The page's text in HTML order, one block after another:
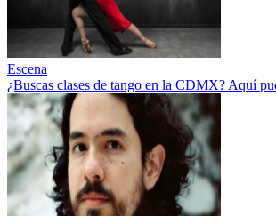
Escena
¿Buscas clases de tango en la CDMX? Aquí